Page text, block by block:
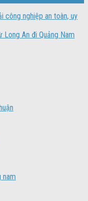
công nghiệp an toàn, uy
Long An đi Quảng Nam